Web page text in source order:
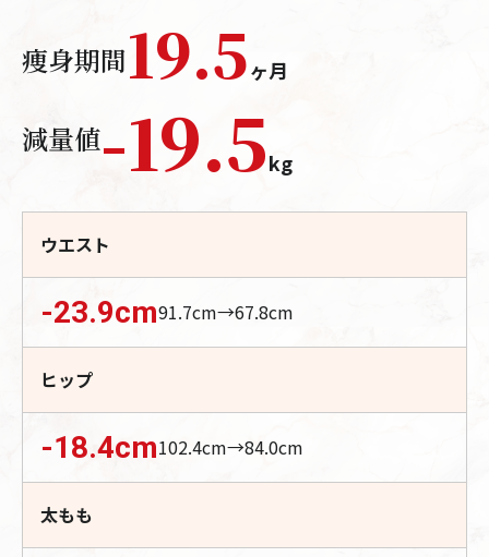
痩身期間19.5ヶ月
減量値-19.5kg
ウエスト
-23.9cm91.7cm→67.8cm
ヒップ
-18.4cm102.4cm→84.0cm
太もも